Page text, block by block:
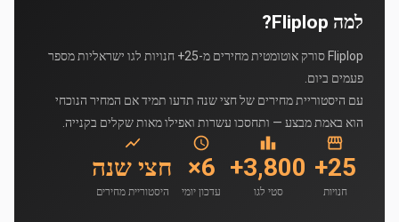
למה Fliplop?
Fliplop סורק אוטומטית מחירים מ-25+ חנויות לגו ישראליות מספר
פעמים ביום.
עם היסטוריית מחירים של חצי שנה תדעו תמיד אם המחיר הנוכחי
הוא באמת מבצע — ותחסכו עשרות ואפילו מאות שקלים בקנייה.
25+
חנויות
3,800+
סטי לגו
6×
עדכון יומי
חצי שנה
היסטוריית מחירים